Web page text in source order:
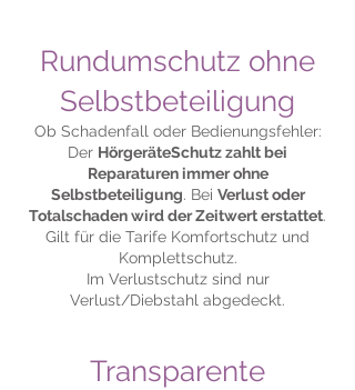
Rundumschutz ohne
Selbstbeteiligung
Ob Schadenfall oder Bedienungsfehler:
Der HörgeräteSchutz zahlt bei
Reparaturen immer ohne
Selbstbeteiligung. Bei Verlust oder
Totalschaden wird der Zeitwert erstattet.
Gilt für die Tarife Komfortschutz und
Komplettschutz.
Im Verlustschutz sind nur
Verlust/Diebstahl abgedeckt.
Transparente